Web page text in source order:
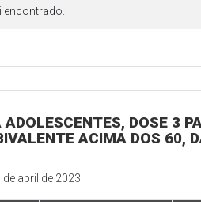
ADOLESCENTES, DOSE 3
ACIMA DOS 60,
de abril de 2023